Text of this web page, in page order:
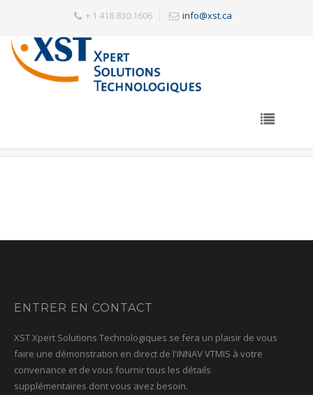
+ 1 418 830.1606 info@xst.ca
ENTRER EN CONTACT
XST Xpert Solutions Technologiques se fera un plaisir de vous
faire une démonstration en direct de l'INNAV VTMIS à votre
convenance et de vous fournir tous les détails
supplémentaires dont vous avez besoin.